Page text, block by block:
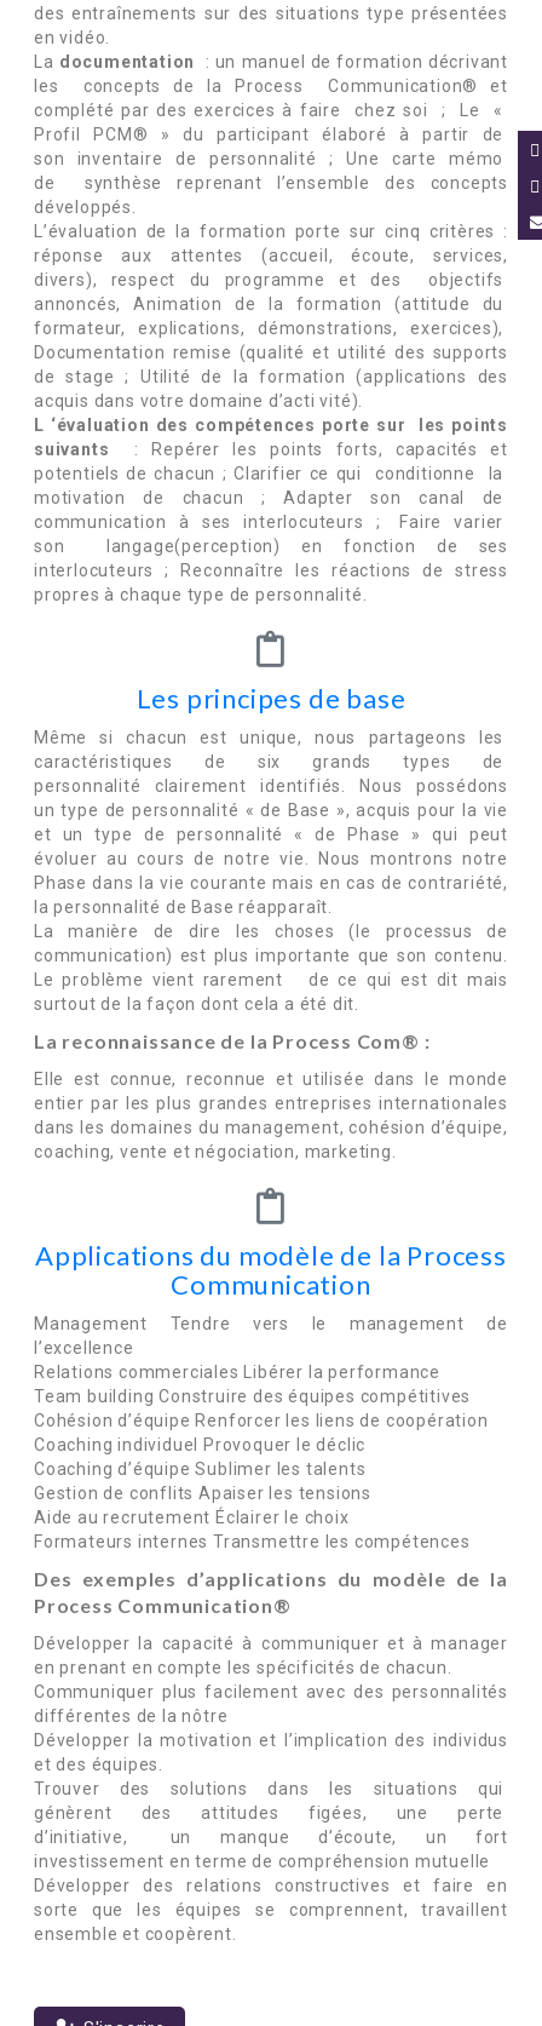
des entraînements sur des situations type présentées
en vidéo.
La documentation
: un manuel de formation décrivant
les concepts de la Process Communication® et
complété par des exercices à faire chez soi ; Le «
Profil PCM® » du participant élaboré à partir de
son inventaire de personnalité ; Une carte mémo
de synthèse reprenant l’ensemble des concepts
développés.
L’évaluation de la formation porte sur cinq critères :
réponse aux attentes (accueil, écoute, services,
divers), respect du programme et des objectifs
annoncés, Animation de la formation (attitude du
formateur, explications, démonstrations, exercices),
Documentation remise (qualité et utilité des supports
de stage ; Utilité de la formation (applications des
acquis dans votre domaine d’acti vité).
L ‘évaluation des compétences porte sur les points
suivants : Repérer les points forts, capacités et
potentiels de chacun ; Clarifier ce qui conditionne la
motivation de chacun ; Adapter son canal de
communication à ses interlocuteurs ; Faire varier
son langage(perception) en fonction de ses
interlocuteurs ; Reconnaître les réactions de stress
propres à chaque type de personnalité.
Les principes de base
Même si chacun est unique, nous partageons les
caractéristiques de six grands types de
personnalité clairement identifiés. Nous possédons
un type de personnalité « de Base », acquis pour la vie
et un type de personnalité « de Phase » qui peut
évoluer au cours de notre vie. Nous montrons notre
Phase dans la vie courante mais en cas de contrariété,
la personnalité de Base réapparaît.
La manière de dire les choses (le processus de
communication) est plus importante que son contenu.
Le problème vient rarement de ce qui est dit mais
surtout de la façon dont cela a été dit.
La reconnaissance de la Process Com® :
Elle est connue, reconnue et utilisée dans le monde
entier par les plus grandes entreprises internationales
dans les domaines du management, cohésion d’équipe,
coaching, vente et négociation, marketing.
Applications du modèle de la Process
Communication
Management Tendre vers le management de
l’excellence
Relations commerciales Libérer la performance
Team building Construire des équipes compétitives
Cohésion d’équipe Renforcer les liens de coopération
Coaching individuel Provoquer le déclic
Coaching d’équipe Sublimer les talents
Gestion de conflits Apaiser les tensions
Aide au recrutement Éclairer le choix
Formateurs internes Transmettre les compétences
Des exemples d’applications du modèle de la
Process Communication®
Développer la capacité à communiquer et à manager
en prenant en compte les spécificités de chacun.
Communiquer plus facilement avec des personnalités
différentes de la nôtre
Développer la motivation et l’implication des individus
et des équipes.
Trouver des solutions dans les situations qui
génèrent des attitudes figées, une perte
d’initiative, un manque d’écoute, un fort
investissement en terme de compréhension mutuelle
Développer des relations constructives et faire en
sorte que les équipes se comprennent, travaillent
ensemble et coopèrent.